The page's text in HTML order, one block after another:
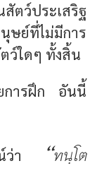
ตว์ประเสริฐ
ษย์ที่ไม่มีการ
ว์ใดๆ ทั้งสิ้น
การฝึก อันนี้
น์ว่า
“ทนฺโต